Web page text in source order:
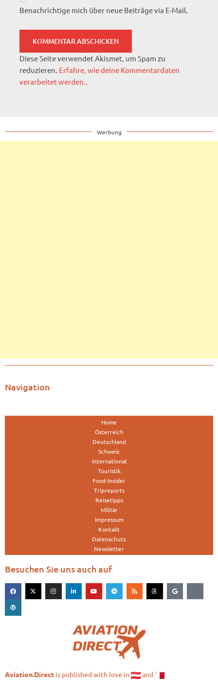
Benachrichtige mich über neue Beiträge via E-Mail.
Diese Seite verwendet Akismet, um Spam zu
reduzieren. Erfahre, wie deine Kommentardaten
verarbeitet werden..
Werbung
Navigation
Home
Österreich
Deutschland
Schweiz
International
Touristik
Food-Insider
Tripreports
Reisetipps
Militär
Impressum
Kontakt
Datenschutz
Newsletter
Besuchen Sie uns auch auf
Aviation.Direct is published with love in and